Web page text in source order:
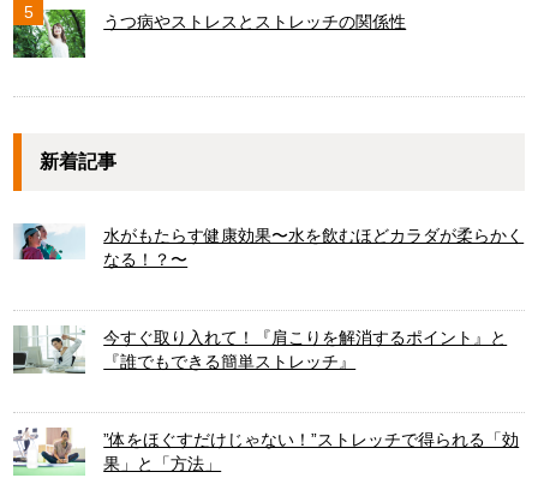
5 うつ病やストレスとストレッチの関係性
新着記事
水がもたらす健康効果〜水を飲むほどカラダが柔らかく
なる！？〜
今すぐ取り入れて！『肩こりを解消するポイント』と
『誰でもできる簡単ストレッチ』
”体をほぐすだけじゃない！”ストレッチで得られる「効
果」と「方法」